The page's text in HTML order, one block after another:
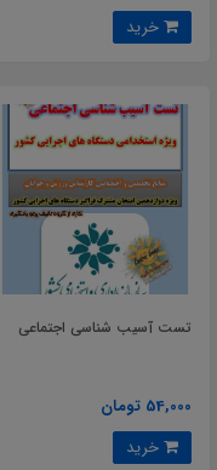
تست آسیب شناسی اجتماعی
54,000 تومان